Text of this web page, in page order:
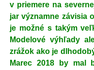
v priemere na
jar významne závisia
je možné s takým
Modelové výhľady
zrážok ako je
Marec 2018 by mal